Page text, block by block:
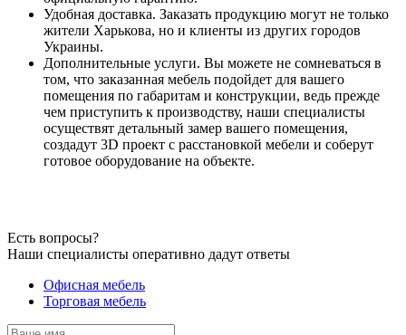
Удобная доставка. Заказать продукцию могут не только
жители Харькова, но и клиенты из других городов
Украины.
Дополнительные услуги. Вы можете не сомневаться в
том, что заказанная мебель подойдет для вашего
помещения по габаритам и конструкции, ведь прежде
чем приступить к производству, наши специалисты
осуществят детальный замер вашего помещения,
создадут 3D проект с расстановкой мебели и соберут
готовое оборудование на объекте.
Есть вопросы?
Наши специалисты оперативно дадут ответы
Офисная мебель
Торговая мебель